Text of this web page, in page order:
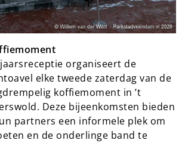
organiseert de
elke tweede zaterdag van de
koffiemoment in ’t
Deze bijeenkomsten bieden
partners een informele plek om
en de onderlinge band te